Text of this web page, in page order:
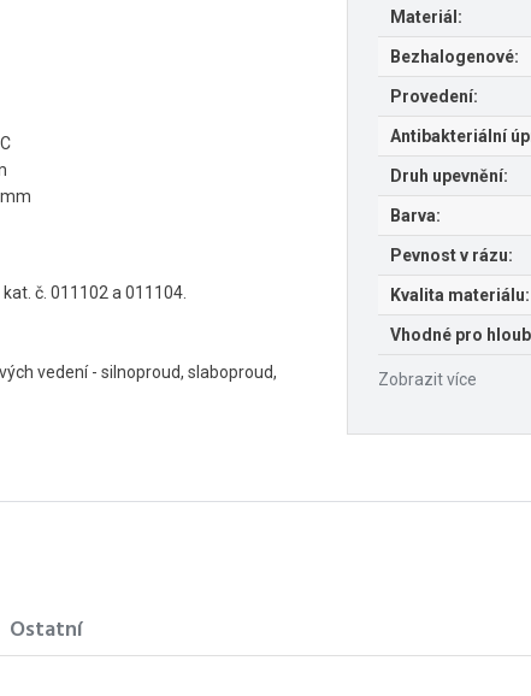
č. 011102 a 011104.
vedení - silnoproud, slaboproud,
Materiál:
Bezhalogenové:
Provedení:
Antibakteriální
Druh upevnění:
Barva:
Pevnost v rázu:
Kvalita materiálu:
Vhodné pro
Zobrazit více
Ostatní